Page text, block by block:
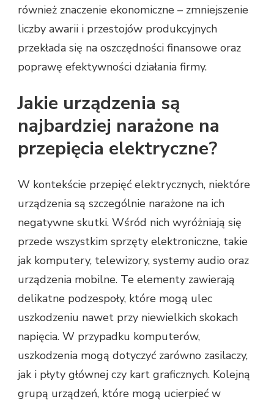
również znaczenie ekonomiczne – zmniejszenie
liczby awarii i przestojów produkcyjnych
przekłada się na oszczędności finansowe oraz
poprawę efektywności działania firmy.
Jakie urządzenia są
najbardziej narażone na
przepięcia elektryczne?
W kontekście przepięć elektrycznych, niektóre
urządzenia są szczególnie narażone na ich
negatywne skutki. Wśród nich wyróżniają się
przede wszystkim sprzęty elektroniczne, takie
jak komputery, telewizory, systemy audio oraz
urządzenia mobilne. Te elementy zawierają
delikatne podzespoły, które mogą ulec
uszkodzeniu nawet przy niewielkich skokach
napięcia. W przypadku komputerów,
uszkodzenia mogą dotyczyć zarówno zasilaczy,
jak i płyty głównej czy kart graficznych. Kolejną
grupą urządzeń, które mogą ucierpieć w